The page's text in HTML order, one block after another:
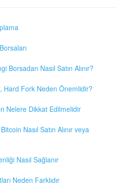
Borsadan Nasıl Satın Alınır?
Hard Fork Neden Önemlidir?
Nelere Dikkat Edilmelidir
Nasıl Satın Alınır veya
Nasıl Sağlanır
Neden Farklıdır